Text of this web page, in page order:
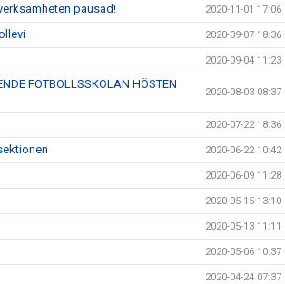
pausad! 2020-11-01 17:06
2020-09-07 18:36
2020-09-04 11:23
FOTBOLLSSKOLAN HÖSTEN
2020-08-03 08:37
2020-07-22 18:36
2020-06-22 10:42
2020-06-09 11:28
2020-05-15 13:10
2020-05-13 11:11
2020-05-06 10:37
2020-04-24 07:37